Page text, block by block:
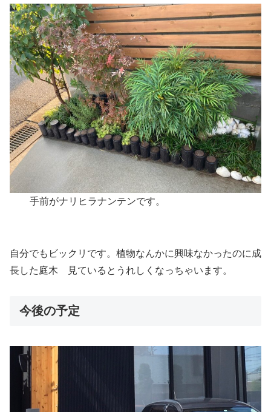
手前がナリヒラナンテンです。
自分でもビックリです。植物なんかに興味なかったのに成
長した庭木 見ているとうれしくなっちゃいます。
今後の予定